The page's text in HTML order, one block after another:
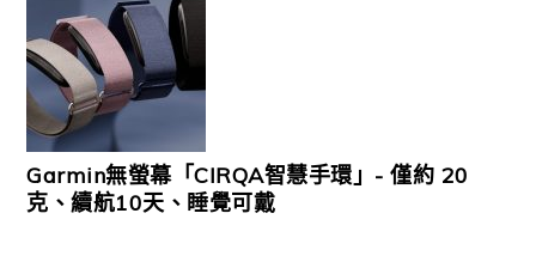
Garmin無螢幕「CIRQA智慧手環」- 僅約 20
克、續航10天、睡覺可戴